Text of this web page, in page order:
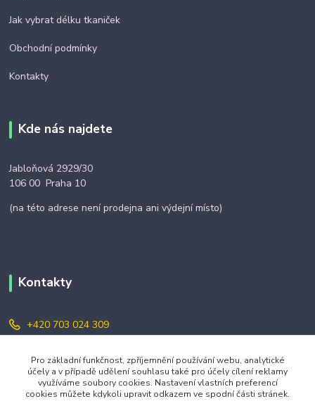
Jak vybrat délku tkaniček
Obchodní podmínky
Kontakty
Kde nás najdete
Jabloňová 2929/30
106 00 Praha 10
(na této adrese není prodejna ani výdejní místo)
Kontakty
+420 703 024 309
objednavky@zavazuj.cz
Pro základní funkčnost, zpříjemnění používání webu, analytické
účely a v případě udělení souhlasu také pro účely cílení reklamy
využíváme soubory cookies. Nastavení vlastních preferencí
cookies můžete kdykoli upravit odkazem ve spodní části stránek.